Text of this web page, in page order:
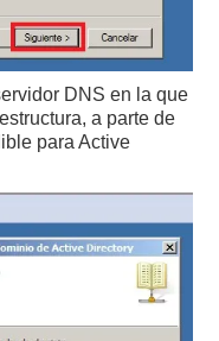
DNS en la que
a parte de
para Active